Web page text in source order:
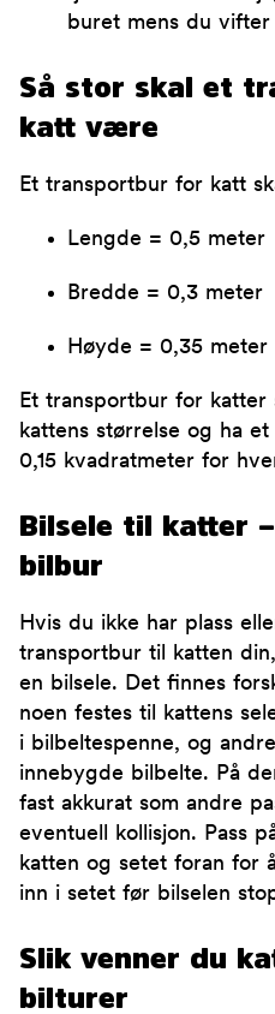
buret mens du
Så stor skal et
katt være
Et transportbur for katt
Lengde = 0,5 meter
Bredde = 0,3 meter
Høyde = 0,35 meter
Et transportbur for
kattens størrelse og ha
0,15 kvadratmeter for
Bilsele til katter
bilbur
Hvis du ikke har plass
transportbur til katten
en bilsele. Det finnes
noen festes til kattens
i bilbeltespenne, og
innebygde bilbelte. På
fast akkurat som andre
eventuell kollisjon. Pass
katten og setet foran for
inn i setet før bilselen
Slik venner du
bilturer